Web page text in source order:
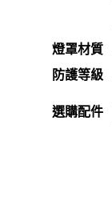
燈罩材質
防護等級
選購配件